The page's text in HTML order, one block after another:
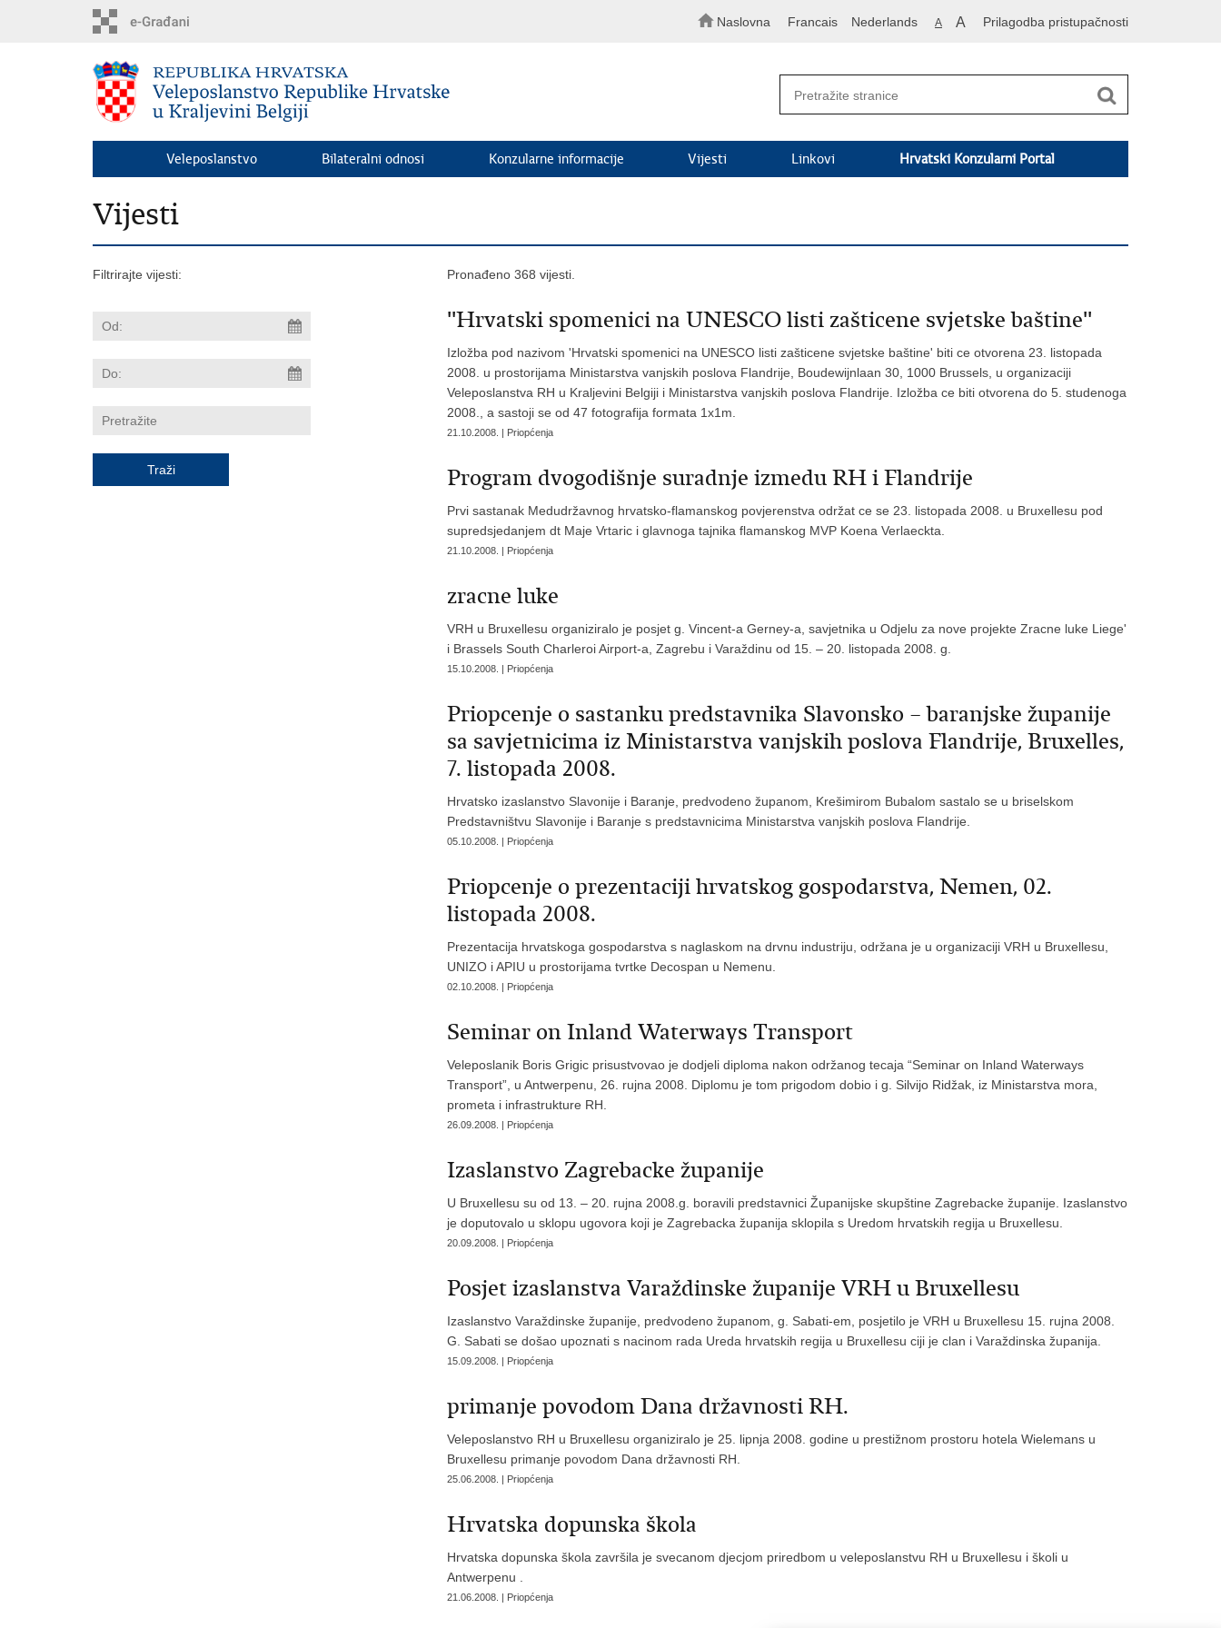
Naslovna Francais Nederlands A A Prilagodba pristupačnosti
Veleposlanstvo Bilateralni odnosi Konzularne informacije Vijesti Linkovi Hrvatski Konzularni Portal
Vijesti
Filtrirajte vijesti: Pronađeno 368 vijesti.
''Hrvatski spomenici na UNESCO listi zašticene svjetske baštine''
Izložba pod nazivom 'Hrvatski spomenici na UNESCO listi zašticene svjetske baštine' biti ce otvorena 23. listopada
2008. u prostorijama Ministarstva vanjskih poslova Flandrije, Boudewijnlaan 30, 1000 Brussels, u organizaciji
Veleposlanstva RH u Kraljevini Belgiji i Ministarstva vanjskih poslova Flandrije. Izložba ce biti otvorena do 5. studenoga
2008., a sastoji se od 47 fotografija formata 1x1m.
21.10.2008. | Priopćenja
Program dvogodišnje suradnje izmedu RH i Flandrije
Prvi sastanak Medudržavnog hrvatsko-flamanskog povjerenstva održat ce se 23. listopada 2008. u Bruxellesu pod
supredsjedanjem dt Maje Vrtaric i glavnoga tajnika flamanskog MVP Koena Verlaeckta.
21.10.2008. | Priopćenja
zracne luke
VRH u Bruxellesu organiziralo je posjet g. Vincent-a Gerney-a, savjetnika u Odjelu za nove projekte Zracne luke Liege'
i Brassels South Charleroi Airport-a, Zagrebu i Varaždinu od 15. – 20. listopada 2008. g.
15.10.2008. | Priopćenja
Priopcenje o sastanku predstavnika Slavonsko – baranjske županije
sa savjetnicima iz Ministarstva vanjskih poslova Flandrije, Bruxelles,
7. listopada 2008.
Hrvatsko izaslanstvo Slavonije i Baranje, predvodeno županom, Krešimirom Bubalom sastalo se u briselskom
Predstavništvu Slavonije i Baranje s predstavnicima Ministarstva vanjskih poslova Flandrije.
05.10.2008. | Priopćenja
Priopcenje o prezentaciji hrvatskog gospodarstva, Nemen, 02.
listopada 2008.
Prezentacija hrvatskoga gospodarstva s naglaskom na drvnu industriju, održana je u organizaciji VRH u Bruxellesu,
UNIZO i APIU u prostorijama tvrtke Decospan u Nemenu.
02.10.2008. | Priopćenja
Seminar on Inland Waterways Transport
Veleposlanik Boris Grigic prisustvovao je dodjeli diploma nakon održanog tecaja “Seminar on Inland Waterways
Transport”, u Antwerpenu, 26. rujna 2008. Diplomu je tom prigodom dobio i g. Silvijo Ridžak, iz Ministarstva mora,
prometa i infrastrukture RH.
26.09.2008. | Priopćenja
Izaslanstvo Zagrebacke županije
U Bruxellesu su od 13. – 20. rujna 2008.g. boravili predstavnici Županijske skupštine Zagrebacke županije. Izaslanstvo
je doputovalo u sklopu ugovora koji je Zagrebacka županija sklopila s Uredom hrvatskih regija u Bruxellesu.
20.09.2008. | Priopćenja
Posjet izaslanstva Varaždinske županije VRH u Bruxellesu
Izaslanstvo Varaždinske županije, predvodeno županom, g. Sabati-em, posjetilo je VRH u Bruxellesu 15. rujna 2008.
G. Sabati se došao upoznati s nacinom rada Ureda hrvatskih regija u Bruxellesu ciji je clan i Varaždinska županija.
15.09.2008. | Priopćenja
primanje povodom Dana državnosti RH.
Veleposlanstvo RH u Bruxellesu organiziralo je 25. lipnja 2008. godine u prestižnom prostoru hotela Wielemans u
Bruxellesu primanje povodom Dana državnosti RH.
25.06.2008. | Priopćenja
Hrvatska dopunska škola
Hrvatska dopunska škola završila je svecanom djecjom priredbom u veleposlanstvu RH u Bruxellesu i školi u
Antwerpenu .
21.06.2008. | Priopćenja